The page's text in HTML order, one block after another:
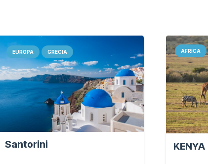
EUROPA GRECIA
Santorini
AFRICA
KENYA